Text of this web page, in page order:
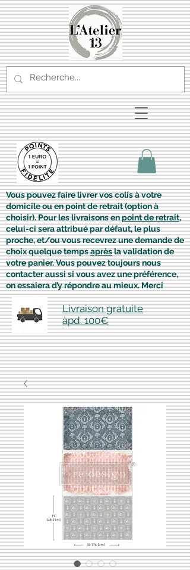
Vous pouvez faire livrer vos colis à votre
domicile ou en point de retrait (option à
choisir). Pour les livraisons enpoint de retrait,
celui-ci sera attribué par défaut, le plus
proche, et/ou vous recevrez une demande de
choix quelque tempsaprèsla validation de
votre panier. Vous pouvez toujours nous
contacter aussi si vous avez une préférence,
on essaiera d’y répondre au mieux. Merci
Livraison gratuite
àpd. 100€